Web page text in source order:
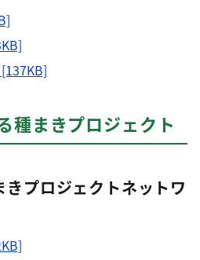
種まきプロジェクト
プロジェクトネットワ